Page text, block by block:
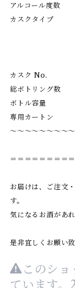
アルコール度数
カスクタイプ
1st
オロロ
クオー
カスク No.
総ボトリング
ボトル容量
専用カートン
～～～～～～～～
＝＝＝＝＝＝＝＝
お届けは、ご注文
す。
気になるお酒があ
是非宜しくお願い致
このシ
ています